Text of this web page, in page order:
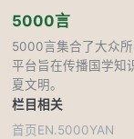
5000言
5000言集合了大众所
平台旨在传播国学知
夏文明。
栏目
首页
相关
EN.5000YAN